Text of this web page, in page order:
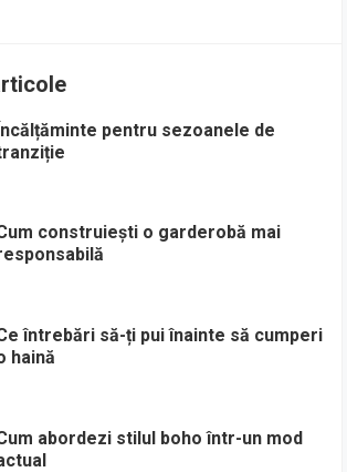
pentru sezoanele de
construiești o garderobă mai
întrebări să-ți pui înainte să cumperi
haină
abordezi stilul boho într-un mod